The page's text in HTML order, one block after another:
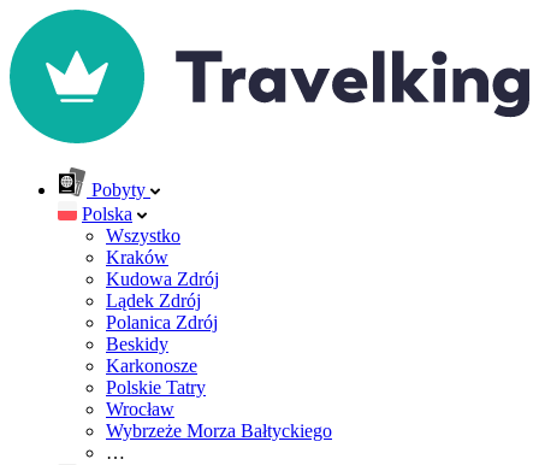
Pobyty
Polska
Wszystko
Kraków
Kudowa Zdrój
Lądek Zdrój
Polanica Zdrój
Beskidy
Karkonosze
Polskie Tatry
Wrocław
Wybrzeże Morza Bałtyckiego
…